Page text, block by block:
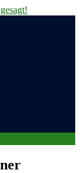
– Top